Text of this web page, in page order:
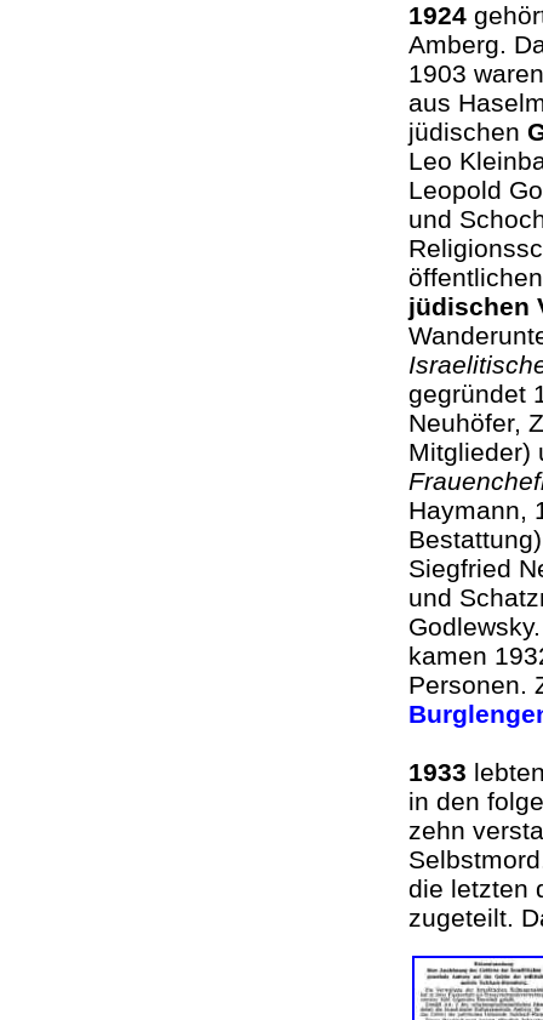
1924
Amberg.
1903
aus
jüdischen
Leo
Leopold
und
jüdischen
gegründet
Neuhöfer,
Mitglieder)
Haymann,
Siegfried
und
kamen
Personen.
1933
in den
zehn
die letzten
zugeteilt.